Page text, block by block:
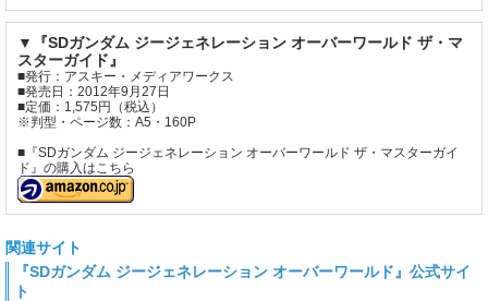
▼『SDガンダム ジージェネレーション オーバーワールド ザ・マ
スターガイド』
■発行：アスキー・メディアワークス
■発売日：2012年9月27日
■定価：1,575円（税込）
※判型・ページ数：A5・160P
■『SDガンダム ジージェネレーション オーバーワールド ザ・マスターガイ
ド』の購入はこちら
関連サイト
『SDガンダム ジージェネレーション オーバーワールド』公式サイ
ト